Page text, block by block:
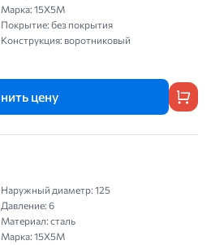
Марка: 15Х5М
без покрытия
воротниковый
цену
диаметр: 125
6
сталь
Марка: 15Х5М